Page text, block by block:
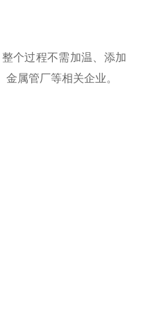
个过程不需加温、添加
属管厂等相关企业。